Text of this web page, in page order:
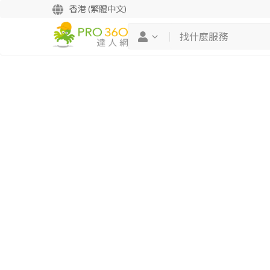
香港 (繁體中文)